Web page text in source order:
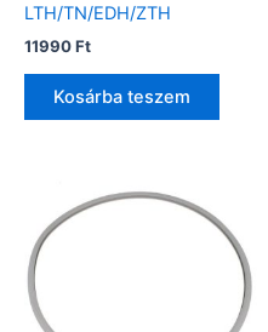
LTH/TN/EDH/ZTH
11990Ft
Kosárba teszem